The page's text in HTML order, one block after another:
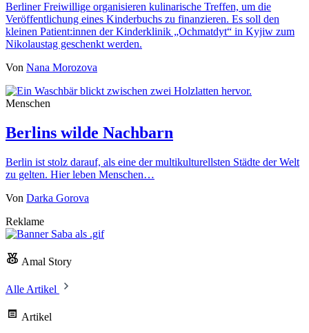
Berliner Freiwillige organisieren kulinarische Treffen, um die
Veröffentlichung eines Kinderbuchs zu finanzieren. Es soll den
kleinen Patient:innen der Kinderklinik „Ochmatdyt“ in Kyjiw zum
Nikolaustag geschenkt werden.
Von Nana Morozova
Menschen
Berlins wilde Nachbarn
Berlin ist stolz darauf, als eine der multikulturellsten Städte der Welt
zu gelten. Hier leben Menschen…
Von Darka Gorova
Reklame
Amal Story
Alle Artikel
Artikel